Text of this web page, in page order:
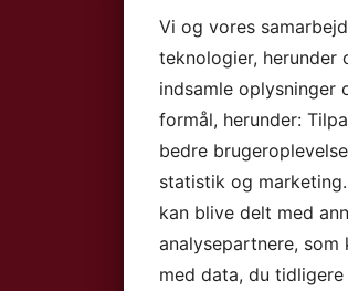
Vi og vores
teknologier, herunder
indsamle oplysninger
formål, herunder:
bedre
statistik og
kan blive delt med
analysepartnere, som
med data, du